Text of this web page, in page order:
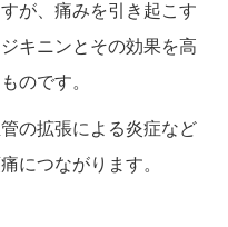
が、痛みを引き起こす
キニンとその効果を高
のです。
の拡張による炎症など
につながります。